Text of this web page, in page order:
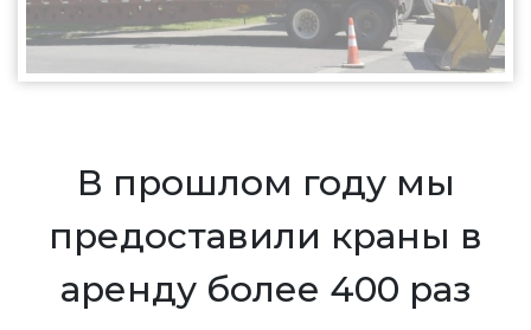
В прошлом году мы
предоставили краны в
аренду более 400 раз